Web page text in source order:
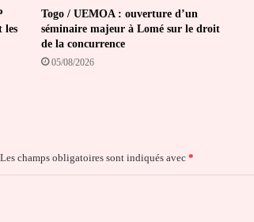
les
Togo / UEMOA : ouverture d’un
séminaire majeur à Lomé sur le droit
de la concurrence
05/08/2026
Les champs obligatoires sont indiqués avec *